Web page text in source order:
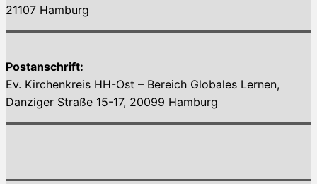
21107 Hamburg
Postanschrift:
Ev. Kirchenkreis HH-Ost – Bereich Globales Lernen,
Danziger Straße 15-17, 20099 Hamburg